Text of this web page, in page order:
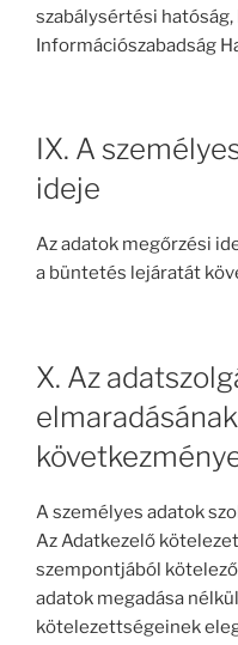
szabálysértési
Információszabadság
IX. A
ideje
Az adatok megőrzési
a büntetés lejáratát
X. Az
A személyes adatok
Az Adatkezelő
szempontjából
adatok megadása
kötelezettségeinek